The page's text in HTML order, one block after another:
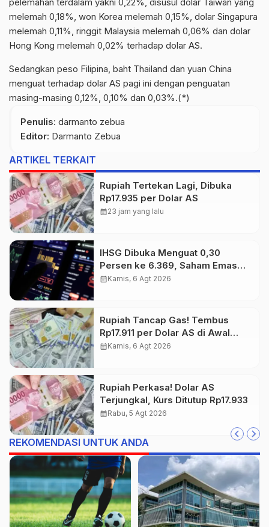
melemah 0,18%, won Korea melemah 0,15%, dolar Singapura
melemah 0,11%, ringgit Malaysia melemah 0,06% dan dolar
Hong Kong melemah 0,02% terhadap dolar AS.
Sedangkan peso Filipina, baht Thailand dan yuan China
menguat terhadap dolar AS pagi ini dengan penguatan
masing-masing 0,12%, 0,10% dan 0,03%.(*)
Penulis: darmanto zebua
Editor: Darmanto Zebua
ARTIKEL TERKAIT
Rupiah Tertekan Lagi, Dibuka
Rp17.935 per Dolar AS
calendar_month23 jam yang lalu
IHSG Dibuka Menguat 0,30
Persen ke 6.369, Saham Emas
dan Tambang Jadi Penggerak
calendar_monthKamis, 6 Agt 2026
Rupiah Tancap Gas! Tembus
Rp17.911 per Dolar AS di Awal
Perdagangan
calendar_monthKamis, 6 Agt 2026
Rupiah Perkasa! Dolar AS
Terjungkal, Kurs Ditutup Rp17.933
calendar_monthRabu, 5 Agt 2026
REKOMENDASI UNTUK ANDA